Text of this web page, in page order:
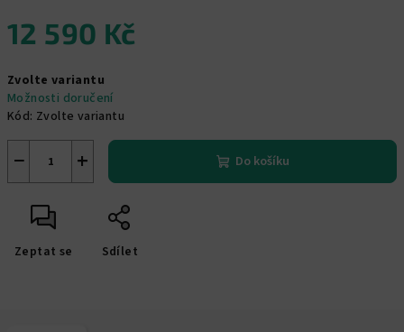
12 590 Kč
cena:
Zvolte variantu
Možnosti doručení
Kód: Zvolte variantu
+
− Do košíku
Zeptat se Sdílet